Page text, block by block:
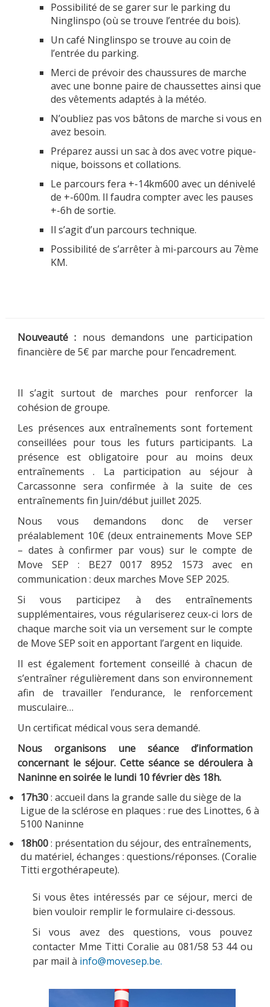
Possibilité de se garer sur le parking du
Ninglinspo (où se trouve l’entrée du bois).
Un café Ninglinspo se trouve au coin de
l’entrée du parking.
Merci de prévoir des chaussures de marche
avec une bonne paire de chaussettes ainsi que
des vêtements adaptés à la météo.
N’oubliez pas vos bâtons de marche si vous en
avez besoin.
Préparez aussi un sac à dos avec votre pique-
nique, boissons et collations.
Le parcours fera +-14km600 avec un dénivelé
de +-600m. Il faudra compter avec les pauses
+-6h de sortie.
Il s’agit d’un parcours technique.
Possibilité de s’arrêter à mi-parcours au 7ème
KM.
Nouveauté : nous demandons une participation
financière de 5€ par marche pour l’encadrement.
Il s’agit surtout de marches pour renforcer la
cohésion de groupe.
Les présences aux entraînements sont fortement
conseillées pour tous les futurs participants. La
présence est obligatoire pour au moins deux
entraînements . La participation au séjour à
Carcassonne sera confirmée à la suite de ces
entraînements fin Juin/début juillet 2025.
Nous vous demandons donc de verser
préalablement 10€ (deux entrainements Move SEP
– dates à confirmer par vous) sur le compte de
Move SEP : BE27 0017 8952 1573 avec en
communication : deux marches Move SEP 2025.
Si vous participez à des entraînements
supplémentaires, vous régulariserez ceux-ci lors de
chaque marche soit via un versement sur le compte
de Move SEP soit en apportant l’argent en liquide.
Il est également fortement conseillé à chacun de
s’entraîner régulièrement dans son environnement
afin de travailler l’endurance, le renforcement
musculaire…
Un certificat médical vous sera demandé.
Nous organisons une séance d’information
concernant le séjour. Cette séance se déroulera à
Naninne en soirée le lundi 10 février dès 18h.
17h30: accueil dans la grande salle du siège de la
Ligue de la sclérose en plaques : rue des Linottes, 6 à
5100 Naninne
18h00: présentation du séjour, des entraînements,
du matériel, échanges : questions/réponses. (Coralie
Titti ergothérapeute).
Si vous êtes intéressés par ce séjour, merci de
bien vouloir remplir le formulaire ci-dessous.
Si vous avez des questions, vous pouvez
contacter Mme Titti Coralie au 081/58 53 44 ou
par mail à info@movesep.be.